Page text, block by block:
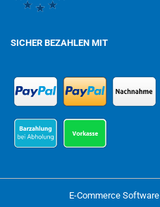
SICHER BEZAHLEN MIT
E-Commerce Software